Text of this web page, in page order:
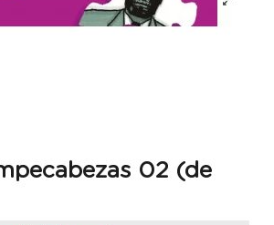
02 (de